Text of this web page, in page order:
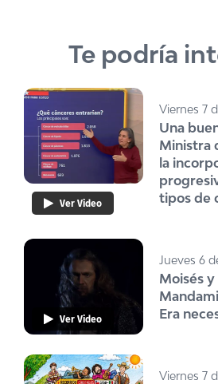
Te podría
Ver Video
Viernes 7
Una
Ministra
la
tipos de
Ver Video
Jueves 6
Moisés y
Era
Viernes 7